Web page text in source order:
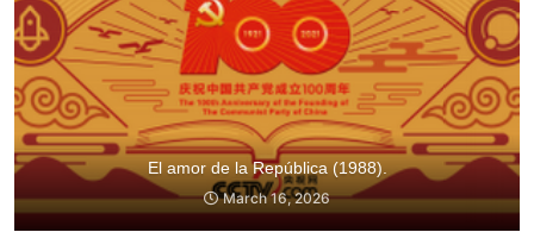
El amor de la República (1988).
March 16, 2026